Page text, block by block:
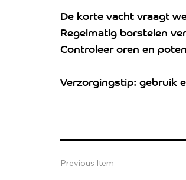
De korte vacht vraagt
Regelmatig borstelen
Controleer oren en
Verzorgingstip: gebruik
Previous Item